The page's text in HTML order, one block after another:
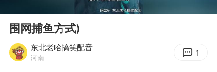
强台风白海豚逐渐向我国靠近
Play
围网捕鱼方式)
东北老哈搞笑配音
河南 1